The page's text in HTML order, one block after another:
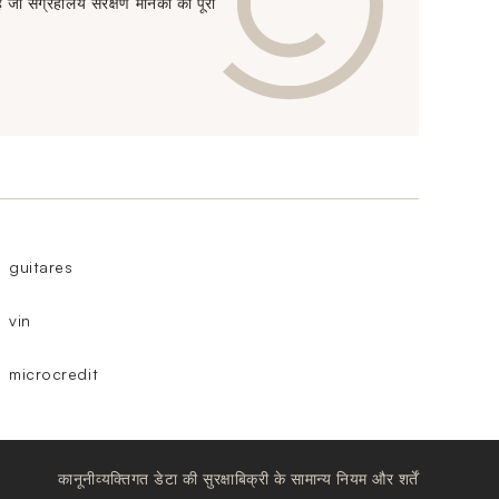
guitares
vin
microcredit
कानूनीव्यक्तिगत डेटा की सुरक्षाबिक्री के सामान्य नियम और शर्तें